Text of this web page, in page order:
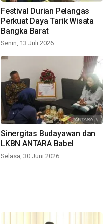
Festival Durian Pelangas
Perkuat Daya Tarik Wisata
Bangka Barat
Senin, 13 Juli 2026
Sinergitas Budayawan dan
LKBN ANTARA Babel
Selasa, 30 Juni 2026